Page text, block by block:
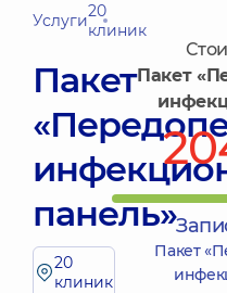
Услуги20
клиник
Пакет
панель»
20
клиник
Пакет
Пакет